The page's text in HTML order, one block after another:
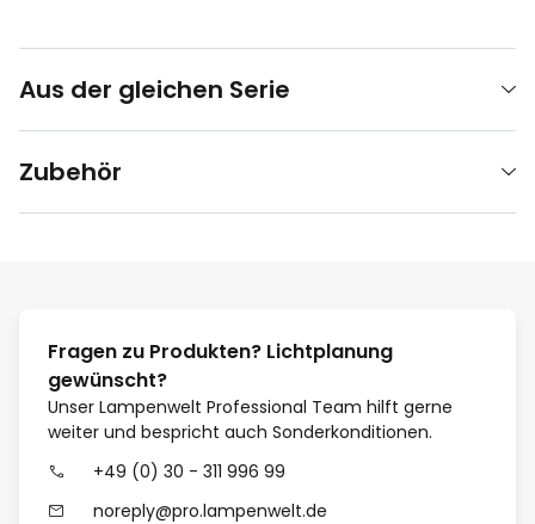
Aus der gleichen Serie
Zubehör
Fragen zu Produkten? Lichtplanung
gewünscht?
Unser Lampenwelt Professional Team hilft gerne
weiter und bespricht auch Sonderkonditionen.
+49 (0) 30 - 311 996 99
noreply@pro.lampenwelt.de